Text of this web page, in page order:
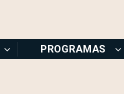
PROGRAMAS